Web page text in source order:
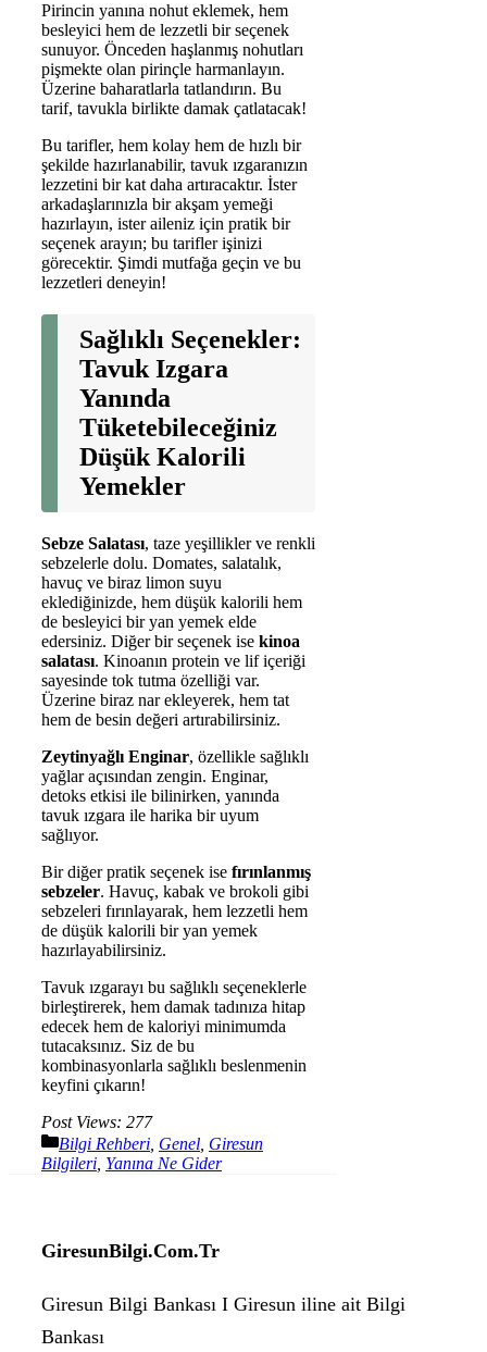
Pirincin yanına nohut eklemek, hem
besleyici hem de lezzetli bir seçenek
sunuyor. Önceden haşlanmış nohutları
pişmekte olan pirinçle harmanlayın.
Üzerine baharatlarla tatlandırın. Bu
tarif, tavukla birlikte damak çatlatacak!
Bu tarifler, hem kolay hem de hızlı bir
şekilde hazırlanabilir, tavuk ızgaranızın
lezzetini bir kat daha artıracaktır. İster
arkadaşlarınızla bir akşam yemeği
hazırlayın, ister aileniz için pratik bir
seçenek arayın; bu tarifler işinizi
görecektir. Şimdi mutfağa geçin ve bu
lezzetleri deneyin!
Sağlıklı Seçenekler:
Tavuk Izgara
Yanında
Tüketebileceğiniz
Düşük Kalorili
Yemekler
Sebze Salatası, taze yeşillikler ve renkli
sebzelerle dolu. Domates, salatalık,
havuç ve biraz limon suyu
eklediğinizde, hem düşük kalorili hem
de besleyici bir yan yemek elde
edersiniz. Diğer bir seçenek ise kinoa
salatası. Kinoanın protein ve lif içeriği
sayesinde tok tutma özelliği var.
Üzerine biraz nar ekleyerek, hem tat
hem de besin değeri artırabilirsiniz.
Zeytinyağlı Enginar, özellikle sağlıklı
yağlar açısından zengin. Enginar,
detoks etkisi ile bilinirken, yanında
tavuk ızgara ile harika bir uyum
sağlıyor.
Bir diğer pratik seçenek ise fırınlanmış
sebzeler. Havuç, kabak ve brokoli gibi
sebzeleri fırınlayarak, hem lezzetli hem
de düşük kalorili bir yan yemek
hazırlayabilirsiniz.
Tavuk ızgarayı bu sağlıklı seçeneklerle
birleştirerek, hem damak tadınıza hitap
edecek hem de kaloriyi minimumda
tutacaksınız. Siz de bu
kombinasyonlarla sağlıklı beslenmenin
keyfini çıkarın!
Post Views: 277
Kategoriler
Bilgi Rehberi Genel Giresun
Bilgileri Yanına Ne Gider
GiresunBilgi.Com.Tr
Giresun Bilgi Bankası I Giresun iline ait Bilgi
Bankası